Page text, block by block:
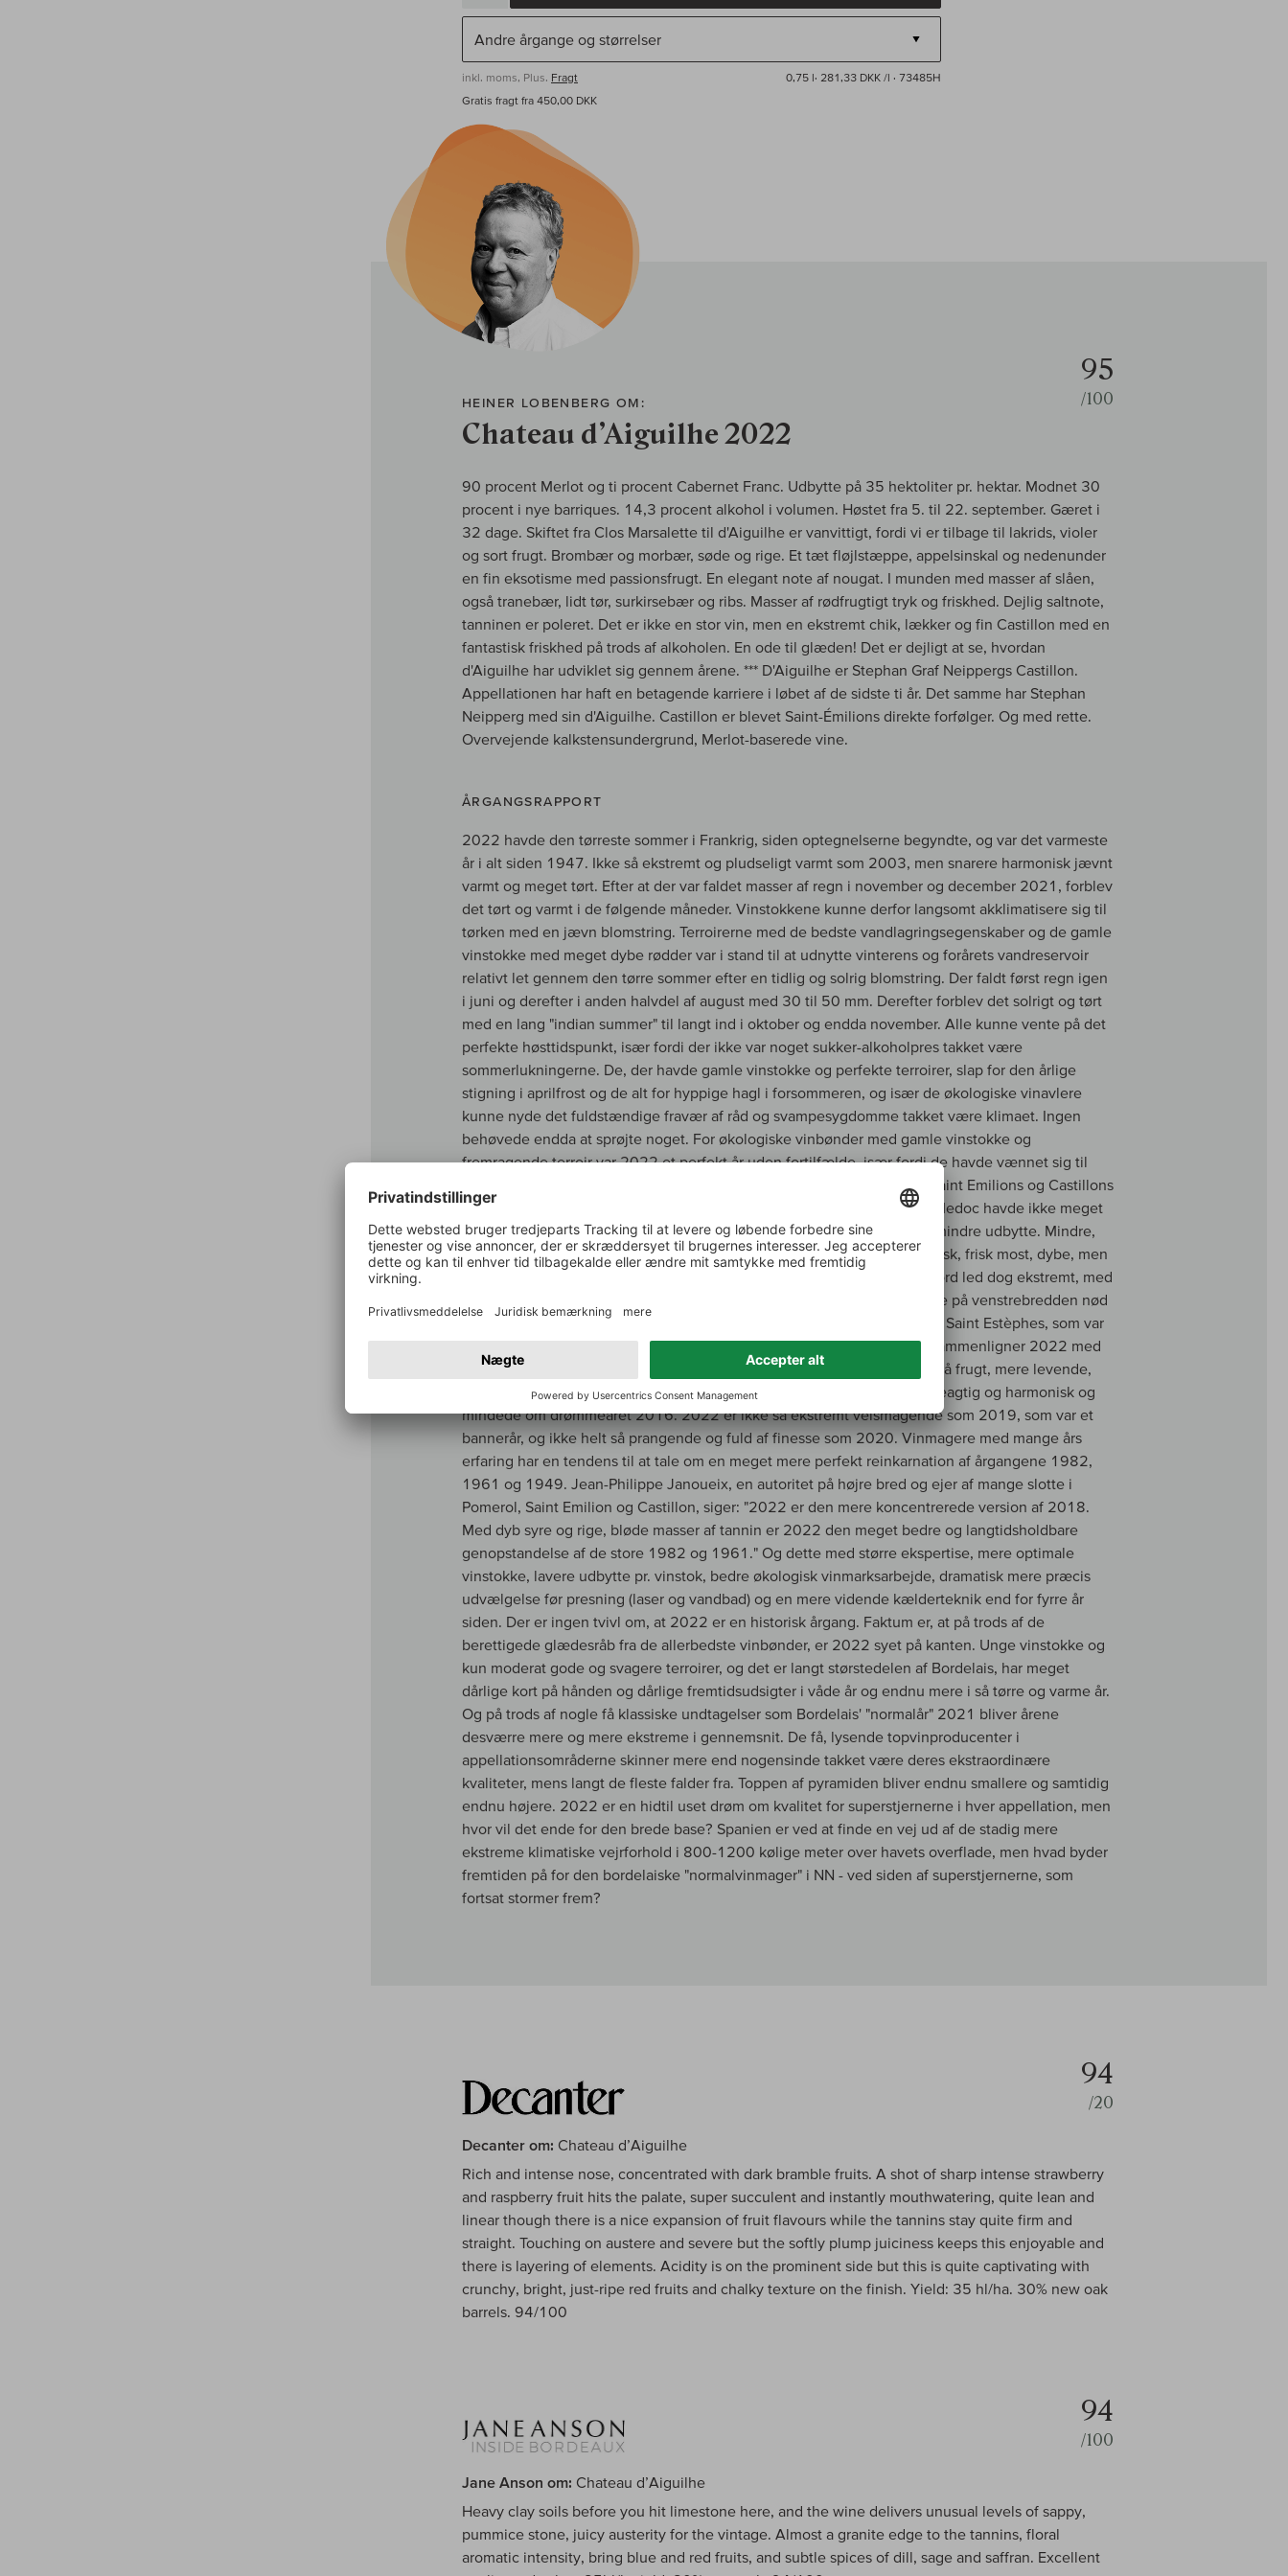
inkl. moms, Plus. Fragt 0,75 l· 281,33 DKK /l · 73485H
Gratis fragt fra 450,00 DKK
HEINER LOBENBERG OM:
Chateau d’Aiguilhe 2022
95
/100
90 procent Merlot og ti procent Cabernet Franc. Udbytte på 35 hektoliter pr. hektar. Modnet 30
procent i nye barriques. 14,3 procent alkohol i volumen. Høstet fra 5. til 22. september. Gæret i
32 dage. Skiftet fra Clos Marsalette til d'Aiguilhe er vanvittigt, fordi vi er tilbage til lakrids, violer
og sort frugt. Brombær og morbær, søde og rige. Et tæt fløjlstæppe, appelsinskal og nedenunder
en fin eksotisme med passionsfrugt. En elegant note af nougat. I munden med masser af slåen,
også tranebær, lidt tør, surkirsebær og ribs. Masser af rødfrugtigt tryk og friskhed. Dejlig saltnote,
tanninen er poleret. Det er ikke en stor vin, men en ekstremt chik, lækker og fin Castillon med en
fantastisk friskhed på trods af alkoholen. En ode til glæden! Det er dejligt at se, hvordan
d'Aiguilhe har udviklet sig gennem årene. *** D'Aiguilhe er Stephan Graf Neippergs Castillon.
Appellationen har haft en betagende karriere i løbet af de sidste ti år. Det samme har Stephan
Neipperg med sin d'Aiguilhe. Castillon er blevet Saint-Émilions direkte forfølger. Og med rette.
Overvejende kalkstensundergrund, Merlot-baserede vine.
ÅRGANGSRAPPORT
2022 havde den tørreste sommer i Frankrig, siden optegnelserne begyndte, og var det varmeste
år i alt siden 1947. Ikke så ekstremt og pludseligt varmt som 2003, men snarere harmonisk jævnt
varmt og meget tørt. Efter at der var faldet masser af regn i november og december 2021, forblev
det tørt og varmt i de følgende måneder. Vinstokkene kunne derfor langsomt akklimatisere sig til
tørken med en jævn blomstring. Terroirerne med de bedste vandlagringsegenskaber og de gamle
vinstokke med meget dybe rødder var i stand til at udnytte vinterens og forårets vandreservoir
relativt let gennem den tørre sommer efter en tidlig og solrig blomstring. Der faldt først regn igen
i juni og derefter i anden halvdel af august med 30 til 50 mm. Derefter forblev det solrigt og tørt
med en lang "indian summer" til langt ind i oktober og endda november. Alle kunne vente på det
perfekte høsttidspunkt, især fordi der ikke var noget sukker-alkoholpres takket være
sommerlukningerne. De, der havde gamle vinstokke og perfekte terroirer, slap for den årlige
stigning i aprilfrost og de alt for hyppige hagl i forsommeren, og især de økologiske vinavlere
kunne nyde det fuldstændige fravær af råd og svampesygdomme takket være klimaet. Ingen
behøvede endda at sprøjte noget. For økologiske vinbønder med gamle vinstokke og
fremragende terroir var 2022 et perfekt år uden fortilfælde, især fordi de havde vænnet sig til
bedre tilpasset løv- og jordarbejde i løbet af de sidste 10 ekstreme år. Saint Emilions og Castillons
kalkstensklipper, Pomerols og Fronsacs lerjord og de tykke gruslinser i Medoc havde ikke meget
at bekymre sig om med meget gamle vinstokke, bortset fra Malus med mindre udbytte. Mindre,
men en enestående intens saft fra små, tykskallede, sunde bær. Aromatisk, frisk most, dybe, men
delikate tanniner og en fremragende balance. Unge vinstokke og sandjord led dog ekstremt, med
katastrofale resultater her og der. Ud over de ovennævnte perfekte jorde på venstrebredden nød
især flod- og flodbredsterrænerne i Medoc, det nordlige Haut Medoc og Saint Estèphes, som var
ugunstigt stillet i meget våde år, godt af det. De fleste vinproducenter sammenligner 2022 med
2018, men 2022 var overvejende meget mere koncentreret og rigere på frugt, mere levende,
mere cremet og på trods af sin ekstreme rigdom overraskende frisk, silkeagtig og harmonisk og
mindede om drømmeåret 2016. 2022 er ikke så ekstremt velsmagende som 2019, som var et
bannerår, og ikke helt så prangende og fuld af finesse som 2020. Vinmagere med mange års
erfaring har en tendens til at tale om en meget mere perfekt reinkarnation af årgangene 1982,
1961 og 1949. Jean-Philippe Janoueix, en autoritet på højre bred og ejer af mange slotte i
Pomerol, Saint Emilion og Castillon, siger: "2022 er den mere koncentrerede version af 2018.
Med dyb syre og rige, bløde masser af tannin er 2022 den meget bedre og langtidsholdbare
genopstandelse af de store 1982 og 1961." Og dette med større ekspertise, mere optimale
vinstokke, lavere udbytte pr. vinstok, bedre økologisk vinmarksarbejde, dramatisk mere præcis
udvælgelse før presning (laser og vandbad) og en mere vidende kælderteknik end for fyrre år
siden. Der er ingen tvivl om, at 2022 er en historisk årgang. Faktum er, at på trods af de
berettigede glædesråb fra de allerbedste vinbønder, er 2022 syet på kanten. Unge vinstokke og
kun moderat gode og svagere terroirer, og det er langt størstedelen af Bordelais, har meget
dårlige kort på hånden og dårlige fremtidsudsigter i våde år og endnu mere i så tørre og varme år.
Og på trods af nogle få klassiske undtagelser som Bordelais' "normalår" 2021 bliver årene
desværre mere og mere ekstreme i gennemsnit. De få, lysende topvinproducenter i
appellationsområderne skinner mere end nogensinde takket være deres ekstraordinære
kvaliteter, mens langt de fleste falder fra. Toppen af pyramiden bliver endnu smallere og samtidig
endnu højere. 2022 er en hidtil uset drøm om kvalitet for superstjernerne i hver appellation, men
hvor vil det ende for den brede base? Spanien er ved at finde en vej ud af de stadig mere
ekstreme klimatiske vejrforhold i 800-1200 kølige meter over havets overflade, men hvad byder
fremtiden på for den bordelaiske "normalvinmager" i NN - ved siden af superstjernerne, som
fortsat stormer frem?
94
/20
Decanter om: Chateau d’Aiguilhe
Rich and intense nose, concentrated with dark bramble fruits. A shot of sharp intense strawberry
and raspberry fruit hits the palate, super succulent and instantly mouthwatering, quite lean and
linear though there is a nice expansion of fruit flavours while the tannins stay quite firm and
straight. Touching on austere and severe but the softly plump juiciness keeps this enjoyable and
there is layering of elements. Acidity is on the prominent side but this is quite captivating with
crunchy, bright, just-ripe red fruits and chalky texture on the finish. Yield: 35 hl/ha. 30% new oak
barrels. 94/100
94
/100
Jane Anson om: Chateau d’Aiguilhe
Heavy clay soils before you hit limestone here, and the wine delivers unusual levels of sappy,
pummice stone, juicy austerity for the vintage. Almost a granite edge to the tannins, floral
aromatic intensity, bring blue and red fruits, and subtle spices of dill, sage and saffran. Excellent